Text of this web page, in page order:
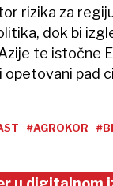
rizika za
dok bi
te istočne
pad
#AGROKOR